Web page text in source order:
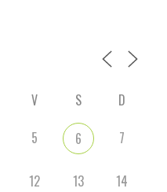
V S
D
5 6 7
12 13 14